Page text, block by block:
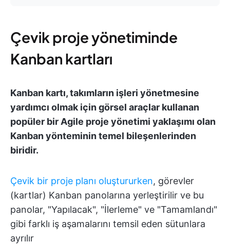
Çevik proje yönetiminde
Kanban kartları
Kanban kartı, takımların işleri yönetmesine
yardımcı olmak için görsel araçlar kullanan
popüler bir Agile proje yönetimi yaklaşımı olan
Kanban yönteminin temel bileşenlerinden
biridir.
Çevik bir proje planı oluştururken, görevler
(kartlar) Kanban panolarına yerleştirilir ve bu
panolar, "Yapılacak", "İlerleme" ve "Tamamlandı"
gibi farklı iş aşamalarını temsil eden sütunlara
ayrılır